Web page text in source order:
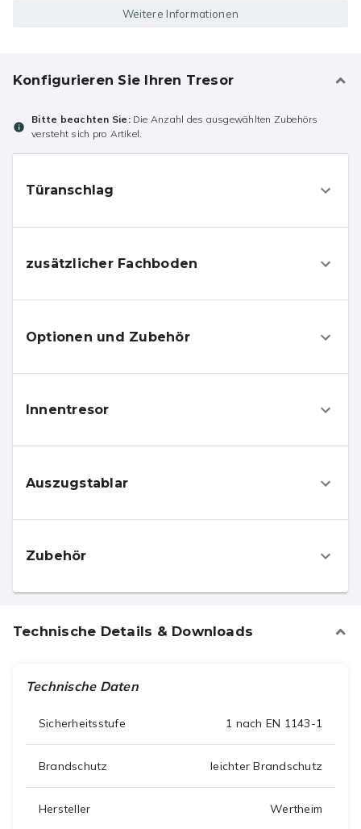
Weitere Informationen
Konfigurieren Sie Ihren Tresor
Bitte beachten Sie:Die Anzahl des ausgewählten Zubehörs
versteht sich pro Artikel.
Türanschlag
zusätzlicher Fachboden
Optionen und Zubehör
Innentresor
Auszugstablar
Zubehör
Technische Details & Downloads
Technische Daten
Sicherheitsstufe 1 nach EN 1143-1
Brandschutz leichter Brandschutz
Hersteller Wertheim